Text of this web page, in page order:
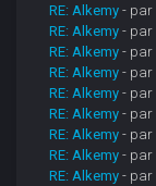
RE: Alkemy - par
RE: Alkemy - par
RE: Alkemy - par
RE: Alkemy - par
RE: Alkemy - par
RE: Alkemy - par
RE: Alkemy - par
RE: Alkemy - par
RE: Alkemy - par